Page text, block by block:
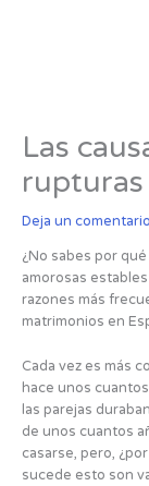
Las
rupturas
Deja un comentario
¿No sabes por
amorosas
razones más
matrimonios en
Cada vez es más
hace unos
las parejas
de unos cuantos
casarse, pero,
sucede esto son